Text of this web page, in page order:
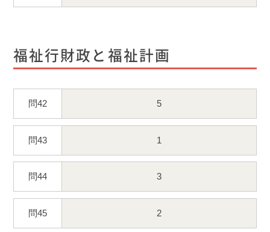
福祉行財政と福祉計画
問42 5
問43 1
問44 3
問45 2